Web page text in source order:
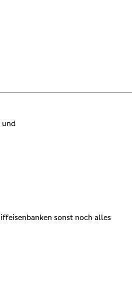
und
sonst noch alles